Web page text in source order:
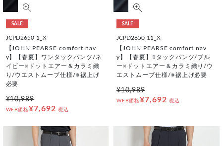
SALE
JCPD2650-1_X
【JOHN PEARSE comfort nav
y】【春夏】ワンタックパンツ/ネ
イビー×ドットエアー＆カラミ織
り/ウエストムーブ仕様/※裾上げ
必要
¥10,989
WEB価格¥7,692 税込
SALE
JCPD2650-11_X
【JOHN PEARSE comfort nav
y】【春夏】1タックパンツ/ブル
ー×ドットエアー＆カラミ織り/ウ
エストムーブ仕様/※裾上げ必要
¥10,989
WEB価格¥7,692 税込